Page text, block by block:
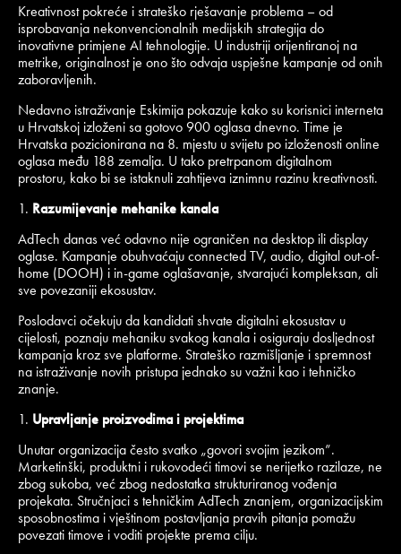
Kreativnost pokreće i strateško rješavanje problema – od
isprobavanja nekonvencionalnih medijskih strategija do
inovativne primjene AI tehnologije. U industriji orijentiranoj na
metrike, originalnost je ono što odvaja uspješne kampanje od onih
zaboravljenih.
Nedavno istraživanje Eskimija pokazuje kako su korisnici interneta
u Hrvatskoj izloženi sa gotovo 900 oglasa dnevno. Time je
Hrvatska pozicionirana na 8. mjestu u svijetu po izloženosti online
oglasa među 188 zemalja. U tako pretrpanom digitalnom
prostoru, kako bi se istaknuli zahtijeva iznimnu razinu kreativnosti.
Razumijevanje mehanike kanala
AdTech danas već odavno nije ograničen na desktop ili display
oglase. Kampanje obuhvaćaju connected TV, audio, digital out-of-
home (DOOH) i in-game oglašavanje, stvarajući kompleksan, ali
sve povezaniji ekosustav.
Poslodavci očekuju da kandidati shvate digitalni ekosustav u
cijelosti, poznaju mehaniku svakog kanala i osiguraju dosljednost
kampanja kroz sve platforme. Strateško razmišljanje i spremnost
na istraživanje novih pristupa jednako su važni kao i tehničko
znanje.
Upravljanje proizvodima i projektima
Unutar organizacija često svatko „govori svojim jezikom”.
Marketinški, produktni i rukovodeći timovi se nerijetko razilaze, ne
zbog sukoba, već zbog nedostatka strukturiranog vođenja
projekata. Stručnjaci s tehničkim AdTech znanjem, organizacijskim
sposobnostima i vještinom postavljanja pravih pitanja pomažu
povezati timove i voditi projekte prema cilju.